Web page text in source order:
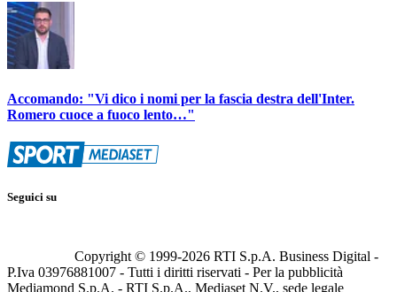
Accomando: "Vi dico i nomi per la fascia destra dell'Inter.
Romero cuoce a fuoco lento…"
Seguici su
Copyright © 1999-2026 RTI S.p.A. Business Digital -
P.Iva 03976881007 - Tutti i diritti riservati - Per la pubblicità
Mediamond S.p.A. - RTI S.p.A., Mediaset N.V., sede legale